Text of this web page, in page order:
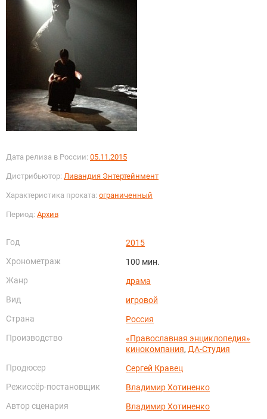
Дата релиза в России: 05.11.2015
Дистрибьютор: Ливандия Энтертейнмент
Характеристика проката: ограниченный
Период: Архив
Год
2015
Хронометраж
100 мин.
Жанр
драма
Вид
игровой
Страна
Россия
Производство
«Православная энциклопедия»
кинокомпания, ДА-Студия
Продюсер
Сергей Кравец
Режиссёр-постановщик
Владимир Хотиненко
Автор сценария
Владимир Хотиненко